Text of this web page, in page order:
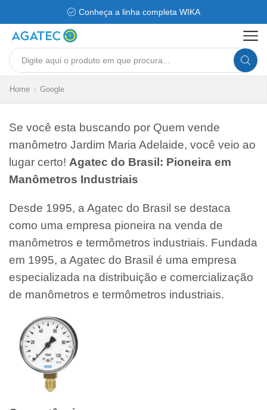
Conheça a linha completa WIKA
Search
Home Google
Se você esta buscando por Quem vende
manômetro Jardim Maria Adelaide, você veio ao
lugar certo! Agatec do Brasil: Pioneira em
Manômetros Industriais
Desde 1995, a Agatec do Brasil se destaca
como uma empresa pioneira na venda de
manômetros e termômetros industriais. Fundada
em 1995, a Agatec do Brasil é uma empresa
especializada na distribuição e comercialização
de manômetros e termômetros industriais.